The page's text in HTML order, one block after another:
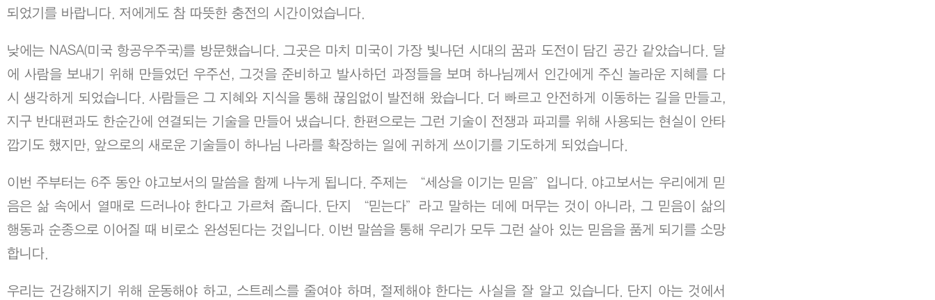
되었기를 바랍니다. 저에게도 참 따뜻한 충전의 시간이었습니다.
낮에는 NASA(미국 항공우주국)를 방문했습니다. 그곳은 마치 미국이 가장 빛나던 시대의 꿈과 도전이 담긴 공간 같았습니다. 달
에 사람을 보내기 위해 만들었던 우주선, 그것을 준비하고 발사하던 과정들을 보며 하나님께서 인간에게 주신 놀라운 지혜를 다
시 생각하게 되었습니다. 사람들은 그 지혜와 지식을 통해 끊임없이 발전해 왔습니다. 더 빠르고 안전하게 이동하는 길을 만들고,
지구 반대편과도 한순간에 연결되는 기술을 만들어 냈습니다. 한편으로는 그런 기술이 전쟁과 파괴를 위해 사용되는 현실이 안타
깝기도 했지만, 앞으로의 새로운 기술들이 하나님 나라를 확장하는 일에 귀하게 쓰이기를 기도하게 되었습니다.
이번 주부터는 6주 동안 야고보서의 말씀을 함께 나누게 됩니다. 주제는 “세상을 이기는 믿음”입니다. 야고보서는 우리에게 믿
음은 삶 속에서 열매로 드러나야 한다고 가르쳐 줍니다. 단지 “믿는다”라고 말하는 데에 머무는 것이 아니라, 그 믿음이 삶의
행동과 순종으로 이어질 때 비로소 완성된다는 것입니다. 이번 말씀을 통해 우리가 모두 그런 살아 있는 믿음을 품게 되기를 소망
합니다.
우리는 건강해지기 위해 운동해야 하고, 스트레스를 줄여야 하며, 절제해야 한다는 사실을 잘 알고 있습니다. 단지 아는 것에서